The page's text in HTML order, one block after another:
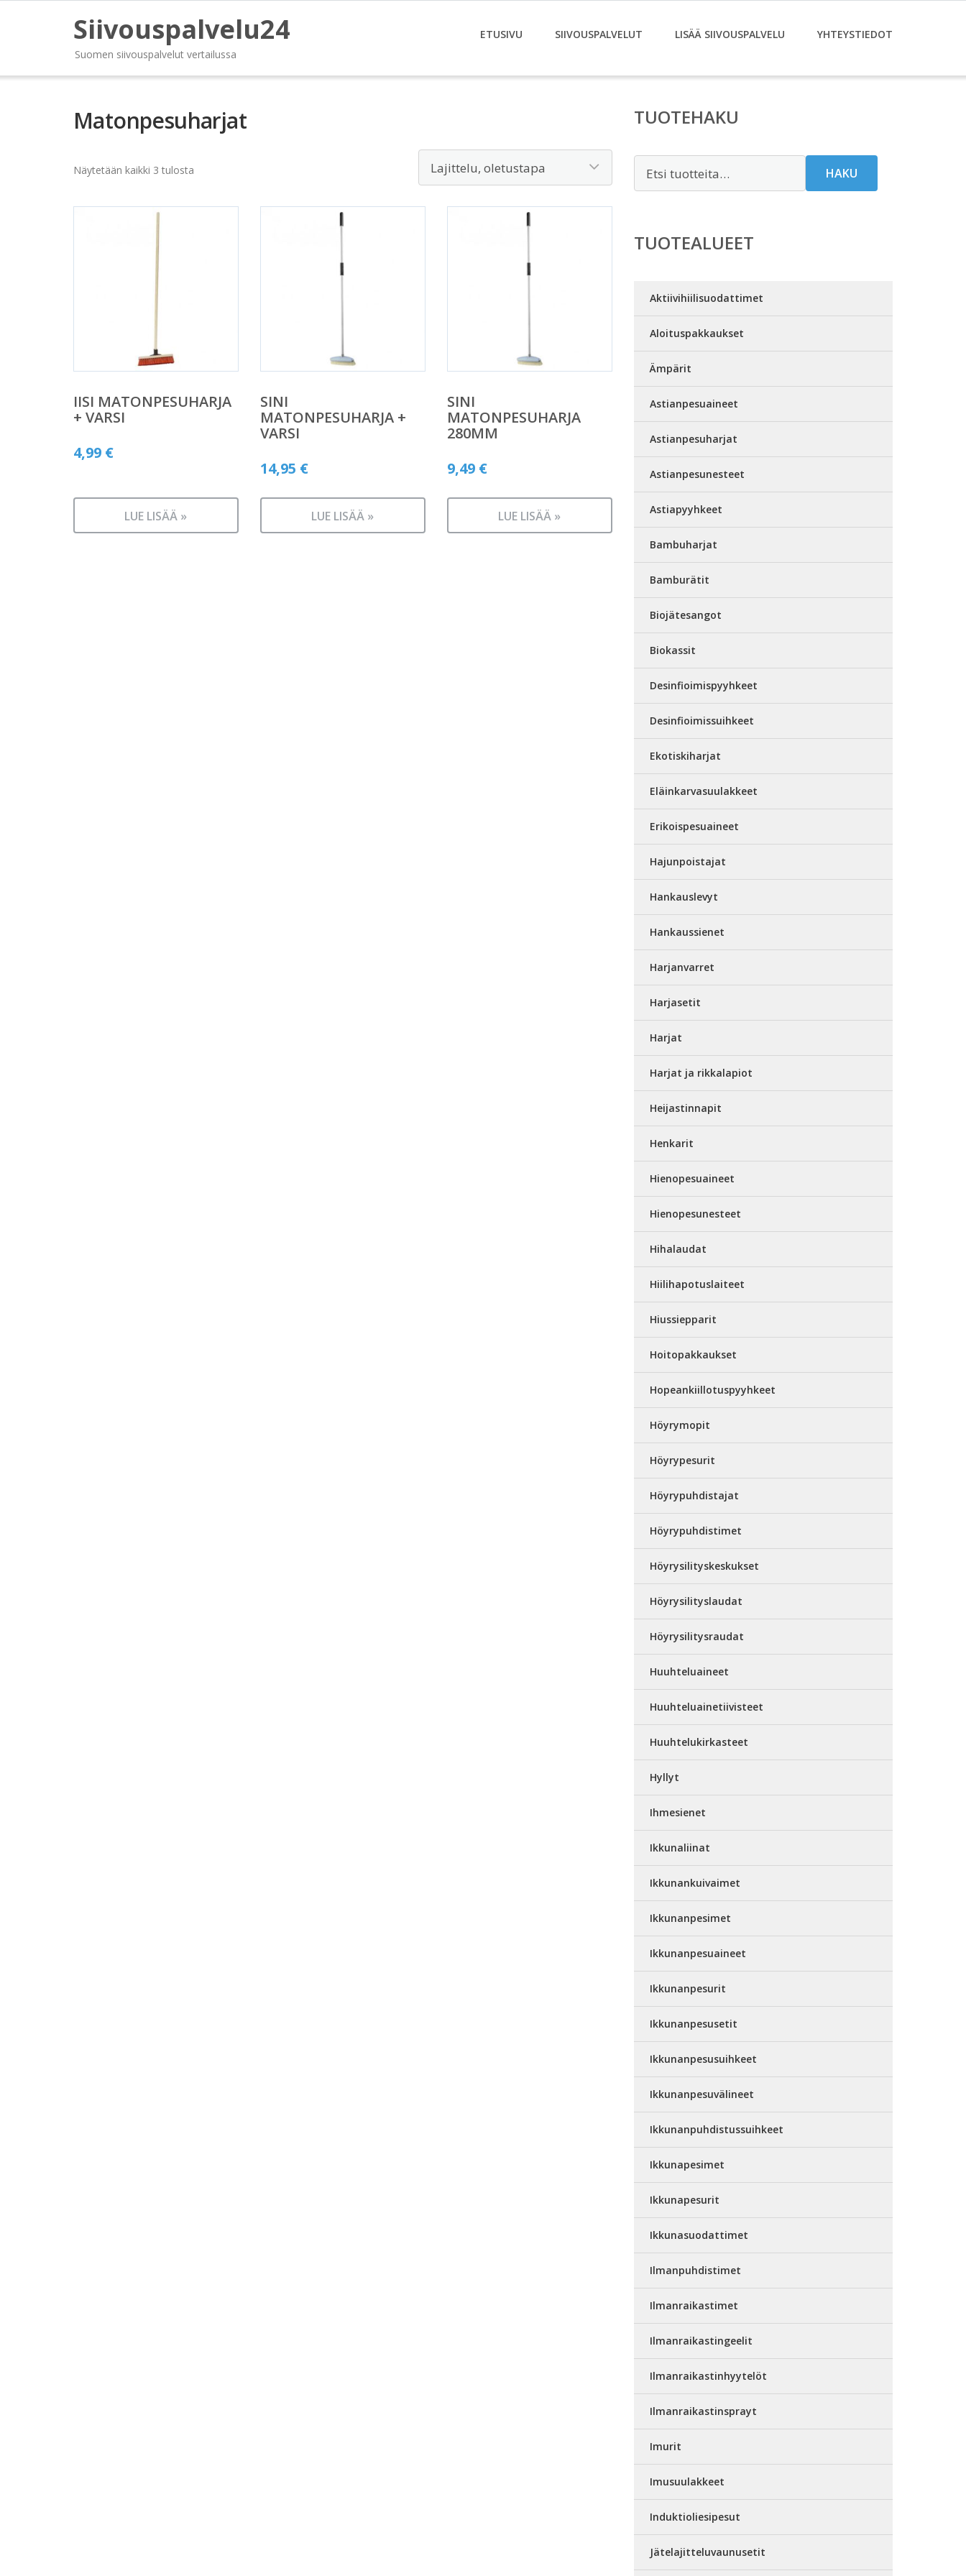
Siivouspalvelu24
Suomen siivouspalvelut vertailussa
ETUSIVU SIIVOUSPALVELUT LISÄÄ SIIVOUSPALVELU YHTEYSTIEDOT
Matonpesuharjat
Näytetään kaikki 3 tulosta
IISI MATONPESUHARJA
+ VARSI
4,99 €
LUE LISÄÄ »
SINI
MATONPESUHARJA +
VARSI
14,95 €
LUE LISÄÄ »
SINI
MATONPESUHARJA
280MM
9,49 €
LUE LISÄÄ »
TUOTEHAKU
HAKU
TUOTEALUEET
Aktiivihiilisuodattimet
Aloituspakkaukset
Ämpärit
Astianpesuaineet
Astianpesuharjat
Astianpesunesteet
Astiapyyhkeet
Bambuharjat
Bamburätit
Biojätesangot
Biokassit
Desinfioimispyyhkeet
Desinfioimissuihkeet
Ekotiskiharjat
Eläinkarvasuulakkeet
Erikoispesuaineet
Hajunpoistajat
Hankauslevyt
Hankaussienet
Harjanvarret
Harjasetit
Harjat
Harjat ja rikkalapiot
Heijastinnapit
Henkarit
Hienopesuaineet
Hienopesunesteet
Hihalaudat
Hiilihapotuslaiteet
Hiussiepparit
Hoitopakkaukset
Hopeankiillotuspyyhkeet
Höyrymopit
Höyrypesurit
Höyrypuhdistajat
Höyrypuhdistimet
Höyrysilityskeskukset
Höyrysilityslaudat
Höyrysilitysraudat
Huuhteluaineet
Huuhteluainetiivisteet
Huuhtelukirkasteet
Hyllyt
Ihmesienet
Ikkunaliinat
Ikkunankuivaimet
Ikkunanpesimet
Ikkunanpesuaineet
Ikkunanpesurit
Ikkunanpesusetit
Ikkunanpesusuihkeet
Ikkunanpesuvälineet
Ikkunanpuhdistussuihkeet
Ikkunapesimet
Ikkunapesurit
Ikkunasuodattimet
Ilmanpuhdistimet
Ilmanraikastimet
Ilmanraikastingeelit
Ilmanraikastinhyytelöt
Ilmanraikastinsprayt
Imurit
Imusuulakkeet
Induktioliesipesut
Jätelajitteluvaunusetit